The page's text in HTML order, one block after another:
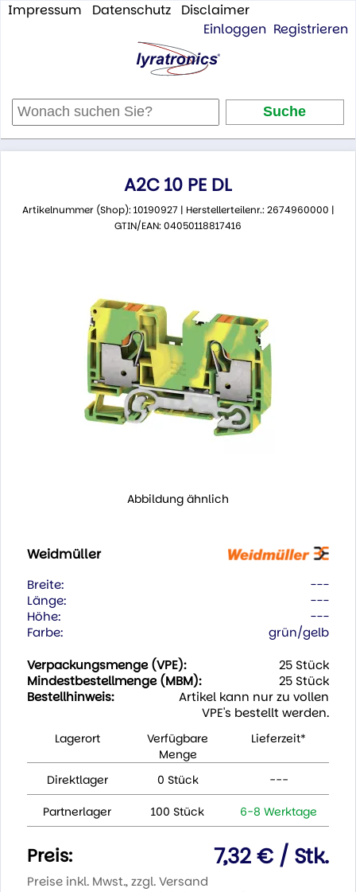
Impressum Datenschutz
Disclaimer
Einloggen Registrieren
A2C 10 PE DL
Artikelnummer (Shop): 10190927 | Herstellerteilenr.: 2674960000 |
GTIN/EAN: 04050118817416
Abbildung ähnlich
Weidmüller
Breite:
---
Länge:
---
Höhe:
---
Farbe:
grün/gelb
Verpackungsmenge (VPE):
25 Stück
Mindestbestellmenge (MBM):
25 Stück
Bestellhinweis:
Artikel kann nur zu vollen
VPE's bestellt werden.
Lagerort
Verfügbare
Menge
Lieferzeit*
Direktlager 0 Stück ---
Partnerlager 100 Stück 6-8 Werktage
Preis: 7,32 € / Stk.
Preise inkl. Mwst., zzgl. Versand